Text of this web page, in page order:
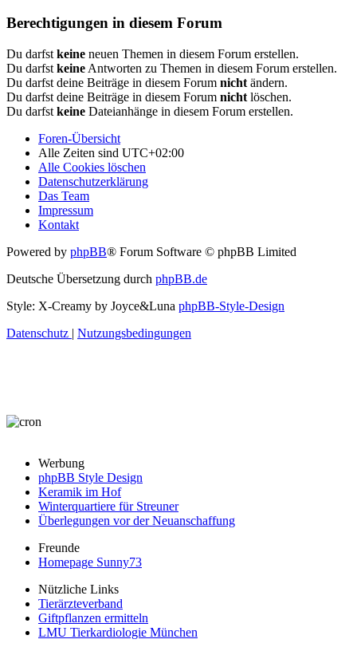
Berechtigungen in diesem Forum
Du darfst keine neuen Themen in diesem Forum erstellen.
Du darfst keine Antworten zu Themen in diesem Forum erstellen.
Du darfst deine Beiträge in diesem Forum nicht ändern.
Du darfst deine Beiträge in diesem Forum nicht löschen.
Du darfst keine Dateianhänge in diesem Forum erstellen.
Foren-Übersicht
Alle Zeiten sind UTC+02:00
Alle Cookies löschen
Datenschutzerklärung
Das Team
Impressum
Kontakt
Powered by phpBB® Forum Software © phpBB Limited
Deutsche Übersetzung durch phpBB.de
Style: X-Creamy by Joyce&Luna phpBB-Style-Design
Datenschutz | Nutzungsbedingungen
Werbung
phpBB Style Design
Keramik im Hof
Winterquartiere für Streuner
Überlegungen vor der Neuanschaffung
Freunde
Homepage Sunny73
Nützliche Links
Tierärzteverband
Giftpflanzen ermitteln
LMU Tierkardiologie München